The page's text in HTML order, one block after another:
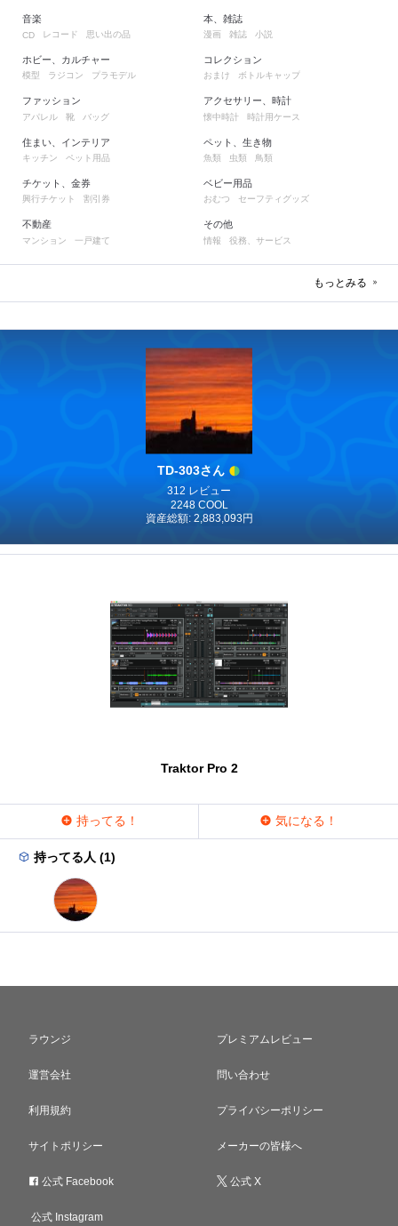
音楽
CD レコード 思い出の品
ホビー、カルチャー
模型 ラジコン プラモデル
ファッション
アパレル 靴 バッグ
住まい、インテリア
キッチン ペット用品
チケット、金券
興行チケット 割引券
不動産
マンション 一戸建て
本、雑誌
漫画 雑誌 小説
コレクション
おまけ ボトルキャップ
アクセサリー、時計
懐中時計 時計用ケース
ペット、生き物
魚類 虫類 鳥類
ベビー用品
おむつ セーフティグッズ
その他
情報 役務、サービス
もっとみる
TD-303さん
312 レビュー
2248 COOL
資産総額: 2,883,093円
Traktor Pro 2
持ってる！ 気になる！
持ってる人 (1)
ラウンジ プレミアムレビュー
運営会社 問い合わせ
利用規約 プライバシーポリシー
サイトポリシー メーカーの皆様へ
公式 Facebook 公式 X
公式 Instagram